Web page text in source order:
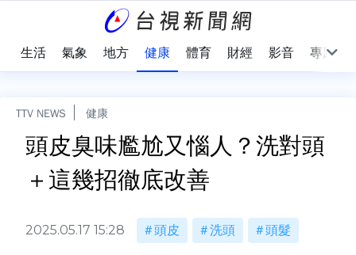
生活 氣象 地方 健康 體育 財經 影音 專題
TTV NEWS 健康
頭皮臭味尷尬又惱人？洗對頭
＋這幾招徹底改善
2025.05.17 15:28 頭皮 洗頭 頭髮